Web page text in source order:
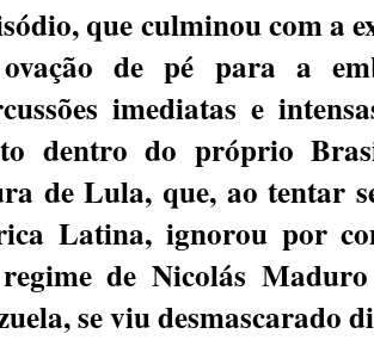
que culminou com a
de pé para a
imediatas e
dentro do próprio
de Lula, que, ao tentar
Latina, ignorou por
de Nicolás
se viu desmascarado